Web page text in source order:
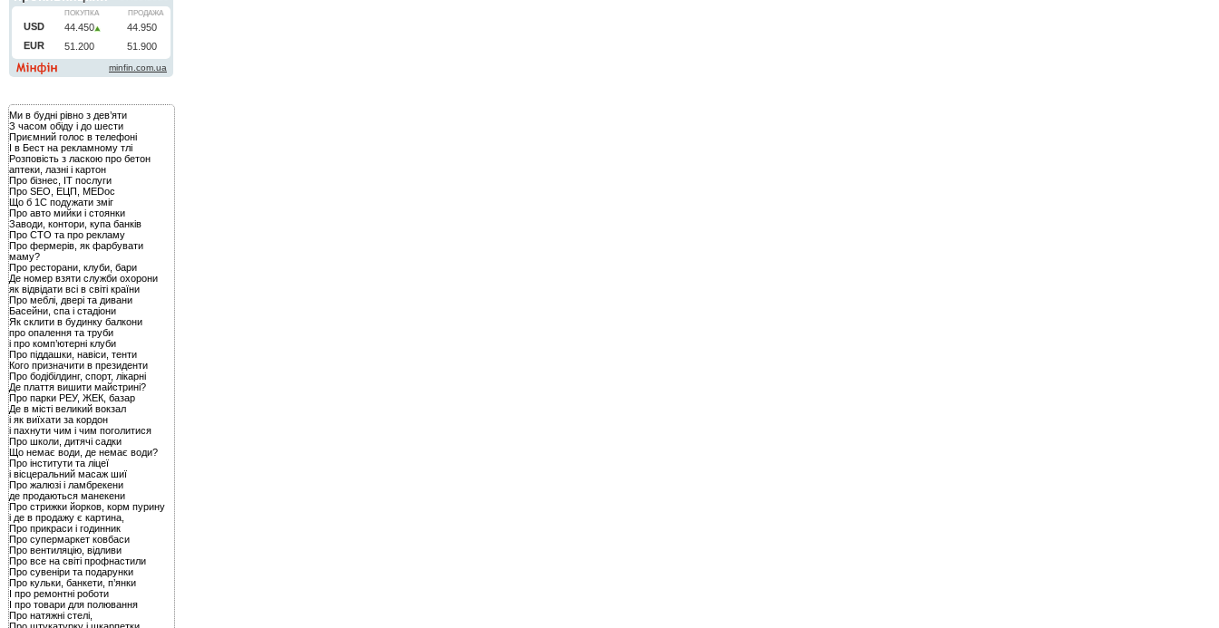
Ми в будні рівно з дев’яти
З часом обіду і до шести
Приємний голос в телефоні
І в Бест на рекламному тлі
Розповість з ласкою про бетон
аптеки, лазні і картон
Про бізнес, IT послуги
Про SEO, ЕЦП, MEDoc
Що б 1С подужати зміг
Про авто мийки і стоянки
Заводи, контори, купа банків
Про СТО та про рекламу
Про фермерів, як фарбувати
маму?
Про ресторани, клуби, бари
Де номер взяти служби охорони
як відвідати всі в світі країни
Про меблі, двері та дивани
Басейни, спа і стадіони
Як склити в будинку балкони
про опалення та труби
і про комп’ютерні клуби
Про піддашки, навіси, тенти
Кого призначити в президенти
Про бодібілдинг, спорт, лікарні
Де плаття вишити майстрині?
Про парки РЕУ, ЖЕК, базар
Де в місті великий вокзал
і як виїхати за кордон
і пахнути чим і чим поголитися
Про школи, дитячі садки
Що немає води, де немає води?
Про інститути та ліцеї
і вісцеральний масаж шиї
Про жалюзі і ламбрекени
де продаються манекени
Про стрижки йорков, корм пурину
і де в продажу є картина,
Про прикраси і годинник
Про супермаркет ковбаси
Про вентиляцію, відливи
Про все на світі профнастили
Про сувеніри та подарунки
Про кульки, банкети, п’янки
І про ремонтні роботи
І про товари для полювання
Про натяжні стелі,